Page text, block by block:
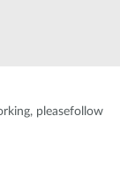
pleasefollow